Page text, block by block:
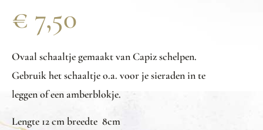
€ 7,50
Ovaal schaaltje gemaakt van Capiz schelpen.
Gebruik het schaaltje o.a. voor je sieraden in te
leggen of een amberblokje.
Lengte 12 cm breedte 8cm